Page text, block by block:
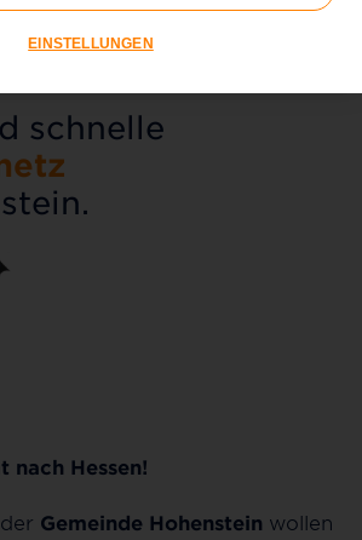
schnelle
nach Hessen!
Gemeinde Hohenstein wollen
EINSTELLUNGEN